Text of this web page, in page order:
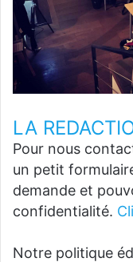
LA
Pour nous
un petit
demande et
confidentialité.
Notre politique